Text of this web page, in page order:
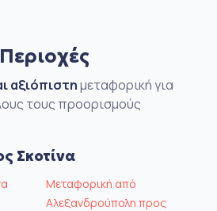
αξιόπιστημεταφορική για
τους προορισμούς
Σκοτίνα
Μεταφορική από
Αλεξανδρούπολη προς